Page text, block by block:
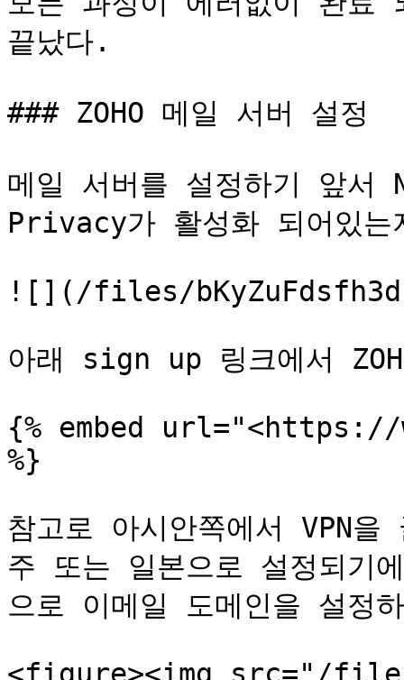
끝났다.
### ZOHO 메일 서버 설정
메일 서버를 설정하기 앞서
Privacy가 활성화 되어있
![](/files/
아래 sign up 링크에서
{% embed url="<https://
%}
참고로 아시안쪽에서 VPN
주 또는 일본으로 설정되기
으로 이메일 도메인을 설정